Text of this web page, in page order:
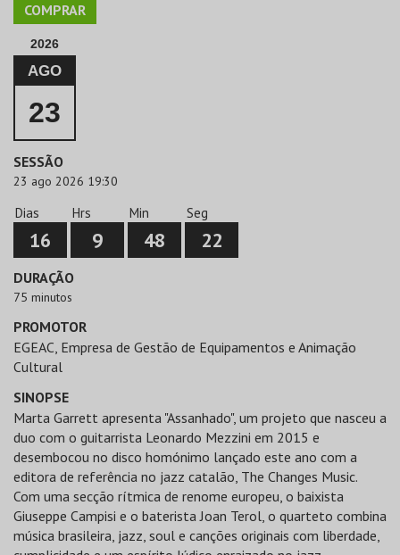
COMPRAR
2026
AGO
23
SESSÃO
23 ago 2026 19:30
Dias
16
Hrs
9
Min
48
Seg
22
DURAÇÃO
75 minutos
PROMOTOR
EGEAC, Empresa de Gestão de Equipamentos e Animação
Cultural
SINOPSE
Marta Garrett apresenta "Assanhado", um projeto que nasceu a
duo com o guitarrista Leonardo Mezzini em 2015 e
desembocou no disco homónimo lançado este ano com a
editora de referência no jazz catalão, The Changes Music.
Com uma secção rítmica de renome europeu, o baixista
Giuseppe Campisi e o baterista Joan Terol, o quarteto combina
música brasileira, jazz, soul e canções originais com liberdade,